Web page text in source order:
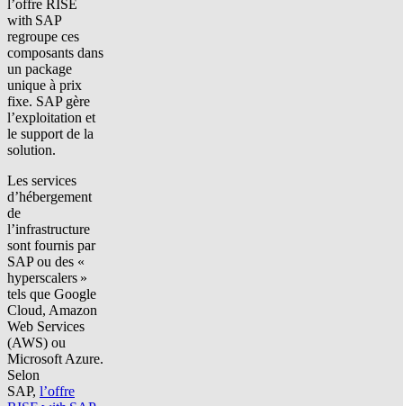
l’offre RISE
with SAP
regroupe ces
composants dans
un package
unique à prix
fixe. SAP gère
l’exploitation et
le support de la
solution.
Les services
d’hébergement
de
l’infrastructure
sont fournis par
SAP ou des «
hyperscalers »
tels que Google
Cloud, Amazon
Web Services
(AWS) ou
Microsoft Azure.
Selon
SAP, l’offre